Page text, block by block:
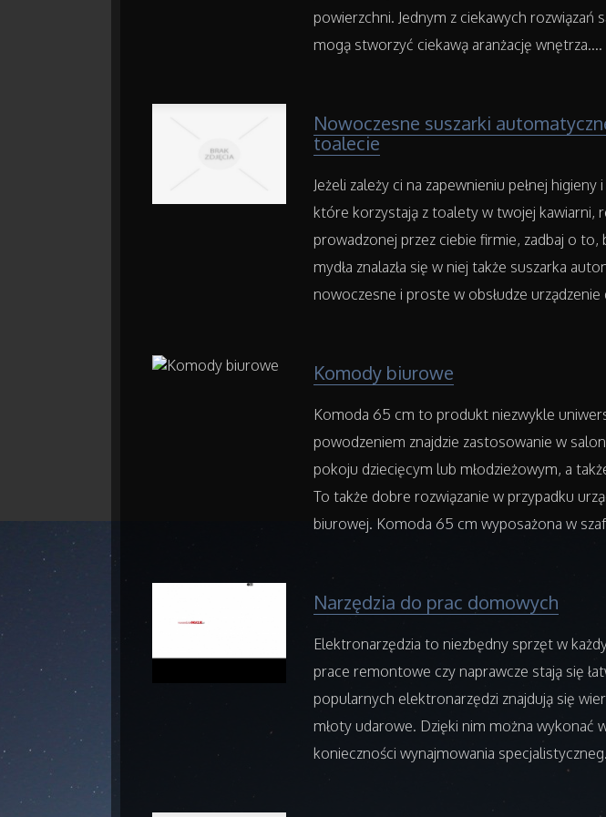
powierzchni. Jednym z ciekawych rozwiązań
mogą stworzyć ciekawą aranżację wnętrza....
Nowoczesne suszarki
toalecie
Jeżeli zależy ci na zapewnieniu pełnej
które korzystają z toalety w twojej kawiarni,
prowadzonej przez ciebie firmie, zadbaj o
mydła znalazła się w niej także suszarka
nowoczesne i proste w obsłudze urządzenie
Komody biurowe
Komoda 65 cm to produkt niezwykle
powodzeniem znajdzie zastosowanie w
pokoju dziecięcym lub młodzieżowym, a
To także dobre rozwiązanie w przypadku
biurowej. Komoda 65 cm wyposażona w
Narzędzia do prac domowych
Elektronarzędzia to niezbędny sprzęt w
prace remontowe czy naprawcze stają się
popularnych elektronarzędzi znajdują się
młoty udarowe. Dzięki nim można wykonać
konieczności wynajmowania